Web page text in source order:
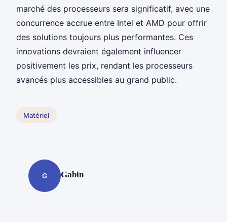
marché des processeurs sera significatif, avec une
concurrence accrue entre Intel et AMD pour offrir
des solutions toujours plus performantes. Ces
innovations devraient également influencer
positivement les prix, rendant les processeurs
avancés plus accessibles au grand public.
Matériel
G Gabin